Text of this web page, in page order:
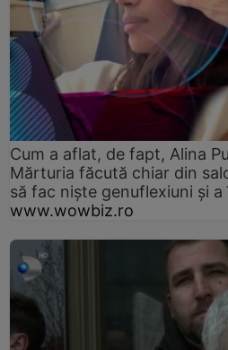
Cum a aflat, de fapt, Alina
Mărturia făcută chiar din
să fac niște genuflexiuni și
www.wowbiz.ro